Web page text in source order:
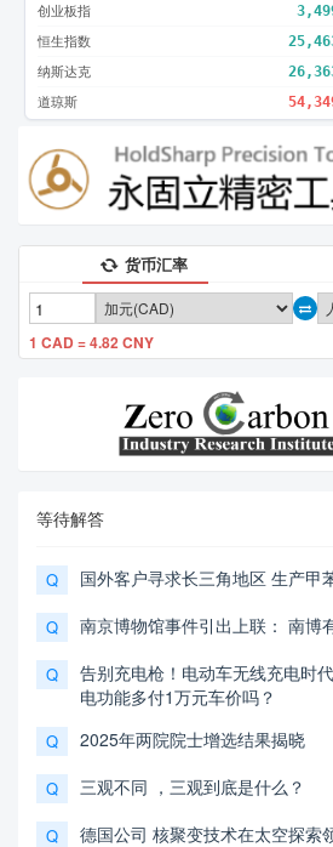
创业板指
恒生指数
纳斯达克
道琼斯
货币汇率
1 CAD = 4.82 CNY
等待解答
Q 国外客户寻求长三角地区 生产甲
Q 南京博物馆事件引出上联： 南博
Q
告别充电枪！电动车无线充电时
电功能多付1万元车价吗？
Q 2025年两院院士增选结果揭晓
Q 三观不同 ，三观到底是什么？
Q
德国公司 核聚变技术在太空探索